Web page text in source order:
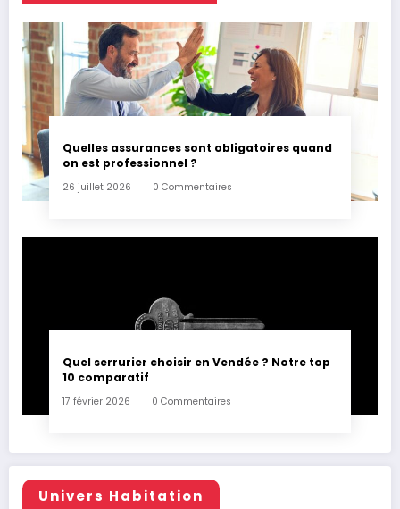
Quelles assurances sont obligatoires quand
on est professionnel ?
26 juillet 2026 0 Commentaires
Quel serrurier choisir en Vendée ? Notre top
10 comparatif
17 février 2026 0 Commentaires
Univers Habitation